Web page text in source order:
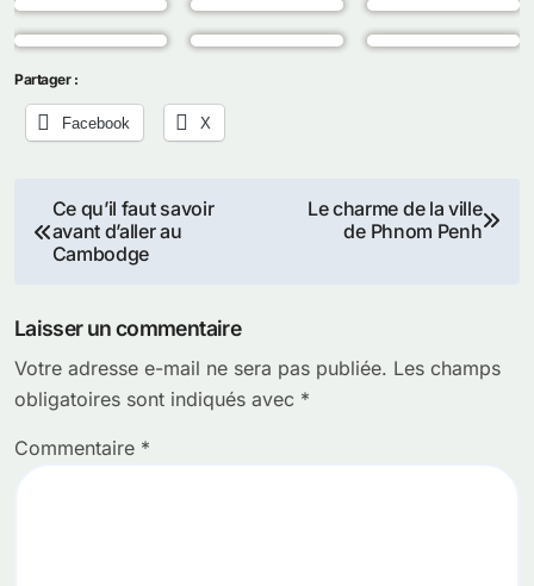
Partager :
Facebook X
Navigation
de
l’article
Ce qu’il faut savoir
avant d’aller au
Cambodge
Le charme de la ville
de Phnom Penh
Laisser un commentaire
Votre adresse e-mail ne sera pas publiée. Les champs
obligatoires sont indiqués avec *
Commentaire *